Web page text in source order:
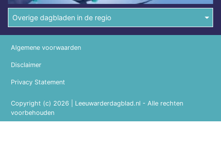
Overige dagbladen in de regio
Copyright (c) 2026 | Leeuwarderdagblad.nl - Alle rechten
voorbehouden
Algemene voorwaarden
Disclaimer
Privacy Statement